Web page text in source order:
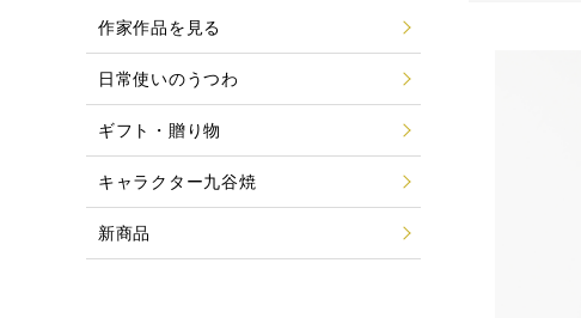
作家作品を見る
日常使いのうつわ
ギフト・贈り物
キャラクター九谷焼
新商品